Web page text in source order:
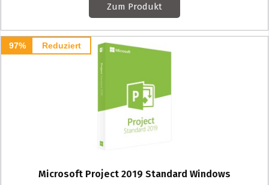
Zum Produkt
97% Reduziert
Microsoft Project 2019 Standard Windows